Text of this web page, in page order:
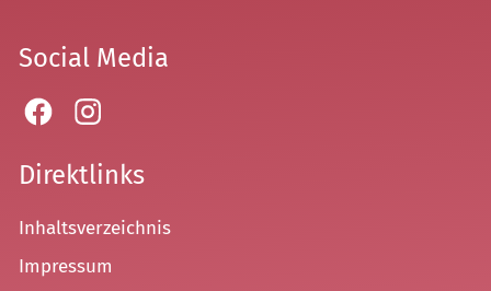
Social Media
Direktlinks
Inhaltsverzeichnis
Impressum